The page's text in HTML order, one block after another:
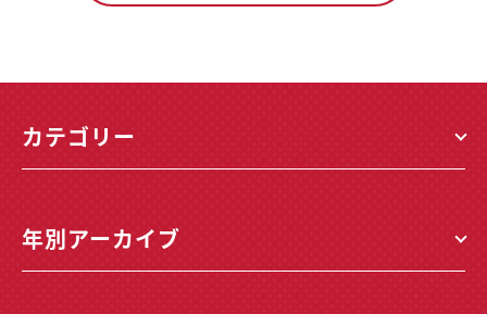
カテゴリー
年別アーカイブ